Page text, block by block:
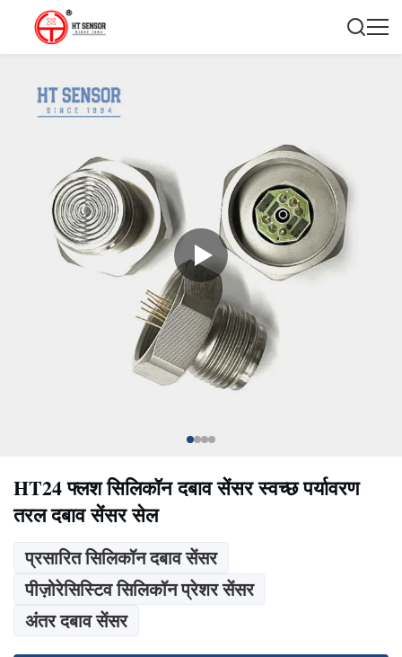
HT24 फ्लश सिलिकॉन दबाव सेंसर स्वच्छ पर्यावरण
तरल दबाव सेंसर सेल
प्रसारित सिलिकॉन दबाव सेंसर
पीज़ोरेसिस्टिव सिलिकॉन प्रेशर सेंसर
अंतर दबाव सेंसर